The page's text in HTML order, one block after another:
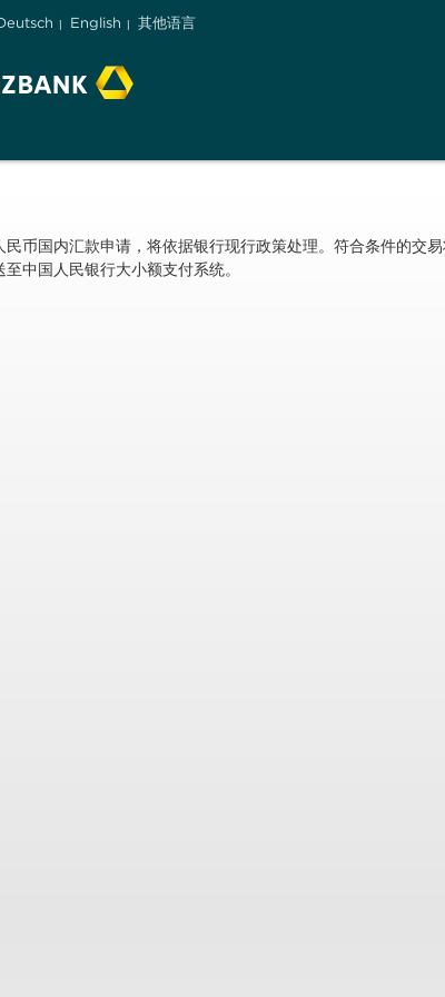
English 其他语言
民币国内汇款申请，将依据银行现行政策处理。符合条件的交
中国人民银行大小额支付系统。